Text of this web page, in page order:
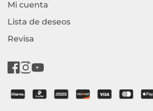
Mi cuenta
Lista de deseos
Revisa